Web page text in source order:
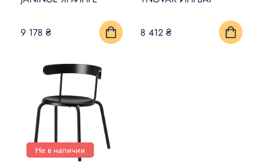
КОВРЫ, МАТЫ И ПОЛЫ
БЫТОВАЯ ЭЛЕКТРОНИКА
ТОВАРЫ ДЛЯ ЖИВОТНЫХ
9 178 ₴ 8 412 ₴
Не в наличии